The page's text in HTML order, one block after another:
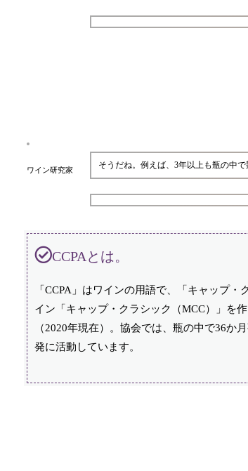
ワイン研究家 そうだね。例えば、3年以上も瓶の中
CCPAとは。
「CCPA」はワインの用語で、「キャップ
イン「キャップ・クラシック（MCC）」を
（2020年現在）。協会では、瓶の中で36
発に活動しています。